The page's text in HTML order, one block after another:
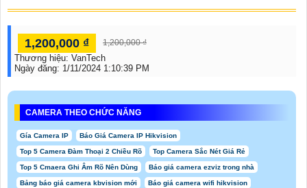
1,200,000 ₫ 1,200,000 ₫
Thương hiệu: VanTech
Ngày đăng: 1/11/2024 1:10:39 PM
CAMERA THEO CHỨC NĂNG
Gía Camera IP Báo Giá Camera IP Hikvision
Top 5 Camera Đàm Thoại 2 Chiều Rõ Top Camera Sắc Nét Giá Rẻ
Top 5 Cmaera Ghi Âm Rõ Nên Dùng Báo giá camera ezviz trong nhà
Bảng báo giá camera kbvision mới Báo giá camera wifi hikvision